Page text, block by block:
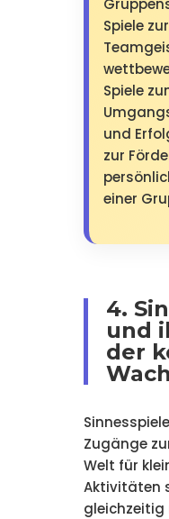
Spiele
Spiele
und
zur
einer
4.
und
der
Zugänge
Welt für
Aktivitäten
gleichzeitig